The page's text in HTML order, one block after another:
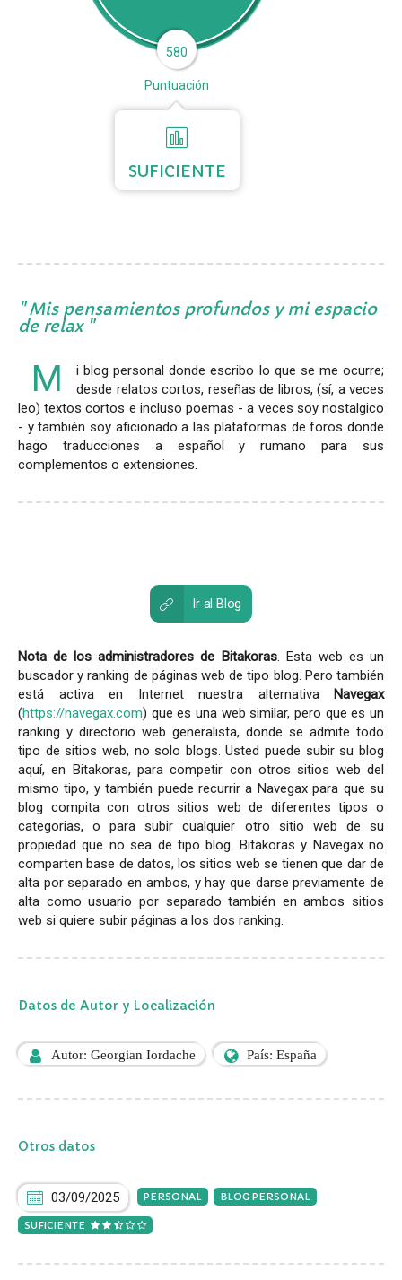
580
Puntuación
SUFICIENTE
Mis pensamientos profundos y mi espacio
de relax
M
i blog personal donde escribo lo que se me ocurre;
desde relatos cortos, reseñas de libros, (sí, a veces
leo) textos cortos e incluso poemas - a veces soy nostalgico
- y también soy aficionado a las plataformas de foros donde
hago traducciones a español y rumano para sus
complementos o extensiones.
Ir al Blog
Nota de los administradores de Bitakoras. Esta web es un
buscador y ranking de páginas web de tipo blog. Pero también
está activa en Internet nuestra alternativa Navegax
(https://navegax.com) que es una web similar, pero que es un
ranking y directorio web generalista, donde se admite todo
tipo de sitios web, no solo blogs. Usted puede subir su blog
aquí, en Bitakoras, para competir con otros sitios web del
mismo tipo, y también puede recurrir a Navegax para que su
blog compita con otros sitios web de diferentes tipos o
categorias, o para subir cualquier otro sitio web de su
propiedad que no sea de tipo blog. Bitakoras y Navegax no
comparten base de datos, los sitios web se tienen que dar de
alta por separado en ambos, y hay que darse previamente de
alta como usuario por separado también en ambos sitios
web si quiere subir páginas a los dos ranking.
Datos de Autor y Localización
Autor: Georgian Iordache País: España
Otros datos
03/09/2025 PERSONAL BLOG PERSONAL
SUFICIENTE